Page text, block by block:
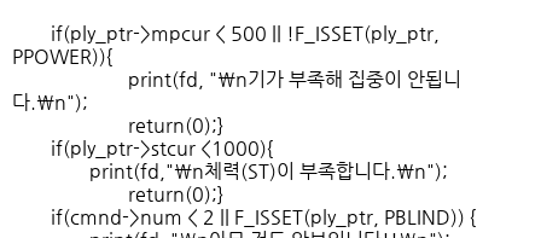
if(ply_ptr->mpcur < 500 || !F_ISSET(ply_ptr,
PPOWER)){
print(fd, "\n기가 부족해 집중이 안됩니
다.\n");
return(0);}
if(ply_ptr->stcur <1000){
print(fd,"\n체력(ST)이 부족합니다.\n");
return(0);}
if(cmnd->num < 2 || F_ISSET(ply_ptr, PBLIND)) {